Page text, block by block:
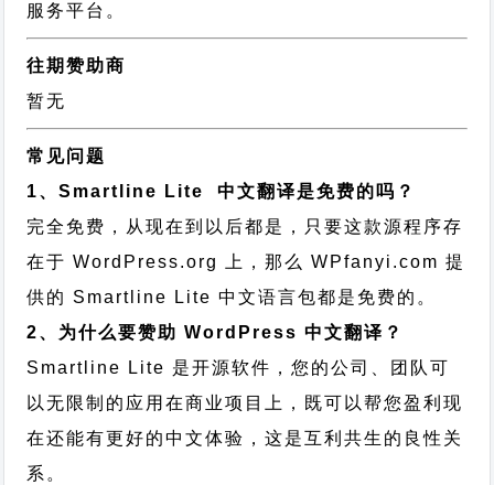
服务平台。
往期赞助商
暂无
常见问题
1、Smartline Lite 中文翻译是免费的吗？
完全免费，从现在到以后都是，只要这款源程序存
在于 WordPress.org 上，那么 WPfanyi.com 提
供的 Smartline Lite 中文语言包都是免费的。
2、为什么要赞助 WordPress 中文翻译？
Smartline Lite 是开源软件，您的公司、团队可
以无限制的应用在商业项目上，既可以帮您盈利现
在还能有更好的中文体验，这是互利共生的良性关
系。